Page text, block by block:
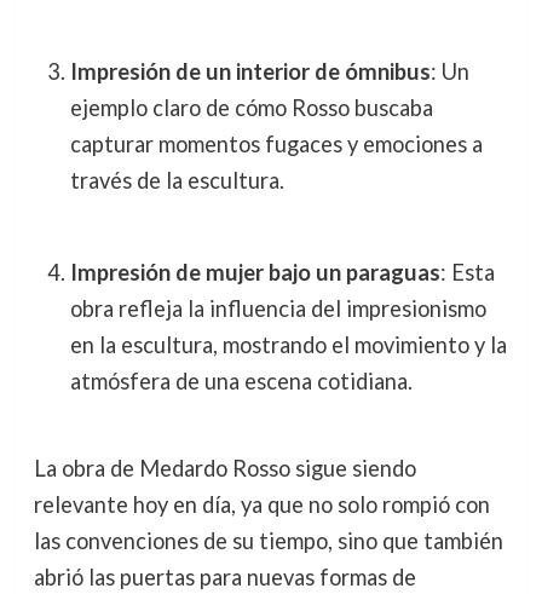
Impresión de un interior de ómnibus: Un
ejemplo claro de cómo Rosso buscaba
capturar momentos fugaces y emociones a
través de la escultura.
Impresión de mujer bajo un paraguas: Esta
obra refleja la influencia del impresionismo
en la escultura, mostrando el movimiento y la
atmósfera de una escena cotidiana.
La obra de Medardo Rosso sigue siendo
relevante hoy en día, ya que no solo rompió con
las convenciones de su tiempo, sino que también
abrió las puertas para nuevas formas de